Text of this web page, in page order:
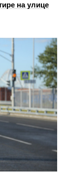
на улице